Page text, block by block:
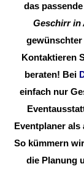
das
Geschirr in
Kontaktieren
beraten! Bei
einfach nur
Eventplaner
So kümmern
die Planung